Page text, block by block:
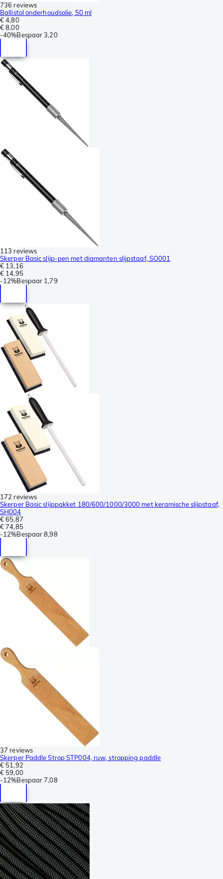
736 reviews
Ballistol onderhoudsolie, 50 ml
€ 4,80
€ 8,00
-40%Bespaar 3,20
113 reviews
Skerper Basic slijp-pen met diamanten slijpstaaf, SO001
€ 13,16
€ 14,95
-12%Bespaar 1,79
172 reviews
Skerper Basic slijppakket 180/600/1000/3000 met keramische slijpstaaf,
SH004
€ 65,87
€ 74,85
-12%Bespaar 8,98
37 reviews
Skerper Paddle Strop STP004, ruw, stropping paddle
€ 51,92
€ 59,00
-12%Bespaar 7,08